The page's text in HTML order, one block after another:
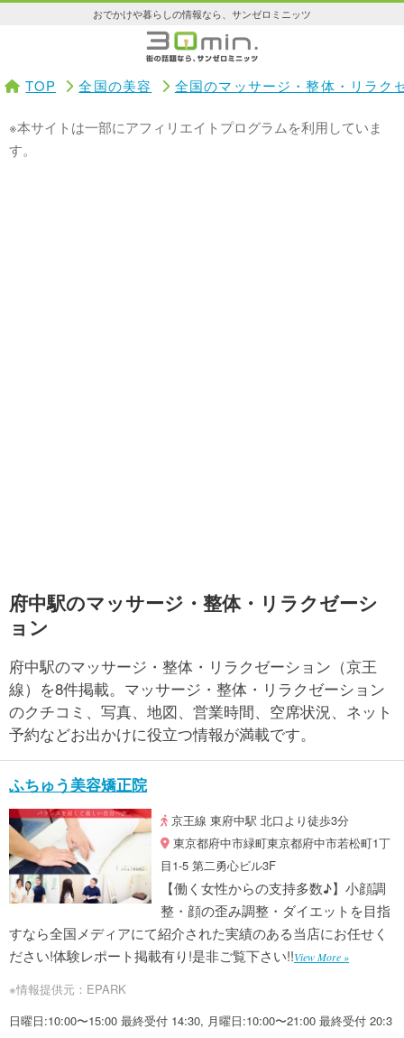
おでかけや暮らしの情報なら、サンゼロミニッツ
TOP 全国の美容 全国のマッサージ・整体・リラク
※本サイトは一部にアフィリエイトプログラムを利用していま
す。
府中駅のマッサージ・整体・リラクゼーシ
ョン
府中駅のマッサージ・整体・リラクゼーション（京王
線）を8件掲載。マッサージ・整体・リラクゼーション
のクチコミ、写真、地図、営業時間、空席状況、ネット
予約などお出かけに役立つ情報が満載です。
ふちゅう美容矯正院
京王線 東府中駅 北口より徒歩3分
東京都府中市緑町東京都府中市若松町1丁
目1-5 第二勇心ビル3F
【働く女性からの支持多数♪】小顔調
整・顔の歪み調整・ダイエットを目指
すなら全国メディアにて紹介された実績のある当店にお任せく
ださい!体験レポート掲載有り!是非ご覧下さい!!View More »
※情報提供元：EPARK
日曜日:10:00〜15:00 最終受付 14:30, 月曜日:10:00〜21:00 最終受付 20:3